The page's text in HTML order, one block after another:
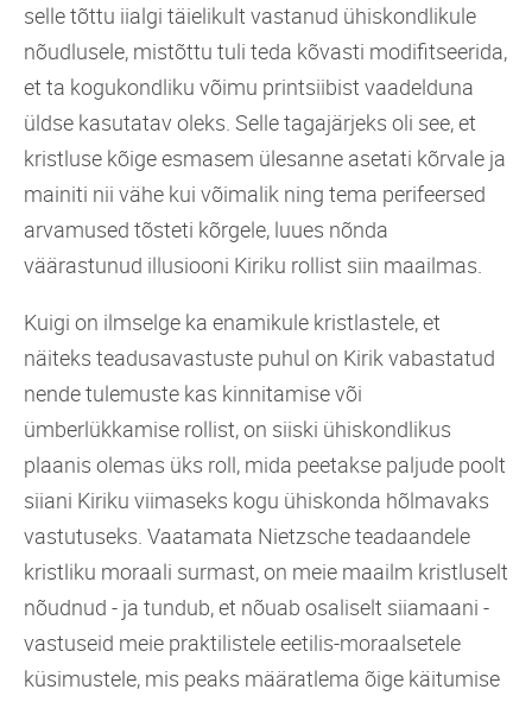
selle tõttu iialgi täielikult vastanud ühiskondlikule
nõudlusele, mistõttu tuli teda kõvasti modifitseerida,
et ta kogukondliku võimu printsiibist vaadelduna
üldse kasutatav oleks. Selle tagajärjeks oli see, et
kristluse kõige esmasem ülesanne asetati kõrvale ja
mainiti nii vähe kui võimalik ning tema perifeersed
arvamused tõsteti kõrgele, luues nõnda
väärastunud illusiooni Kiriku rollist siin maailmas.
Kuigi on ilmselge ka enamikule kristlastele, et
näiteks teadusavastuste puhul on Kirik vabastatud
nende tulemuste kas kinnitamise või
ümberlükkamise rollist, on siiski ühiskondlikus
plaanis olemas üks roll, mida peetakse paljude poolt
siiani Kiriku viimaseks kogu ühiskonda hõlmavaks
vastutuseks. Vaatamata Nietzsche teadaandele
kristliku moraali surmast, on meie maailm kristluselt
nõudnud - ja tundub, et nõuab osaliselt siiamaani -
vastuseid meie praktilistele eetilis-moraalsetele
küsimustele, mis peaks määratlema õige käitumise